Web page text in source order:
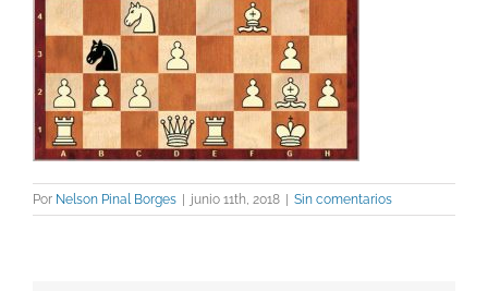
Por Nelson Pinal Borges | junio 11th, 2018 | Sin comentarios